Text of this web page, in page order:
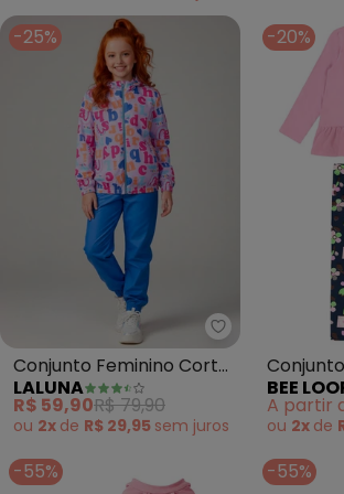
-25%
Laluna -
Conjunto Feminino Corta
Vento Letras (Rosa)
LALUNA
R$ 59,90R$ 79,90
ou 2x de R$ 29,95 sem juros
-20%
Floral
BEE
A partir
ou 2x de
-55% -55%